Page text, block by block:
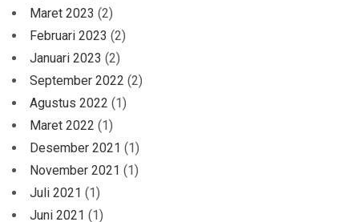
Maret 2023 (2)
Februari 2023 (2)
Januari 2023 (2)
September 2022 (2)
Agustus 2022 (1)
Maret 2022 (1)
Desember 2021 (1)
November 2021 (1)
Juli 2021 (1)
Juni 2021 (1)